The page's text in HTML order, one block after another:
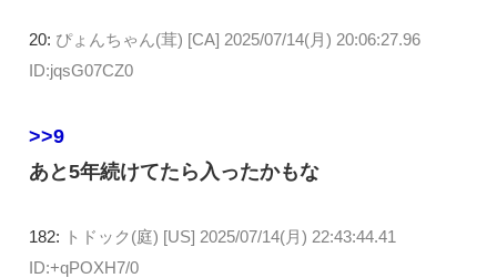
20: ぴょんちゃん(茸) [CA] 2025/07/14(月) 20:06:27.96
ID:jqsG07CZ0
>>9
あと5年続けてたら入ったかもな
182: トドック(庭) [US] 2025/07/14(月) 22:43:44.41
ID:+qPOXH7/0